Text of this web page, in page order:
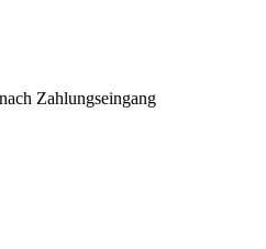
Zahlungseingang